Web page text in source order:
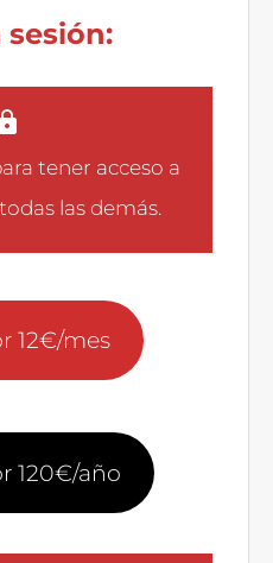
tener acceso a
las demás.
12€/mes
120€/año